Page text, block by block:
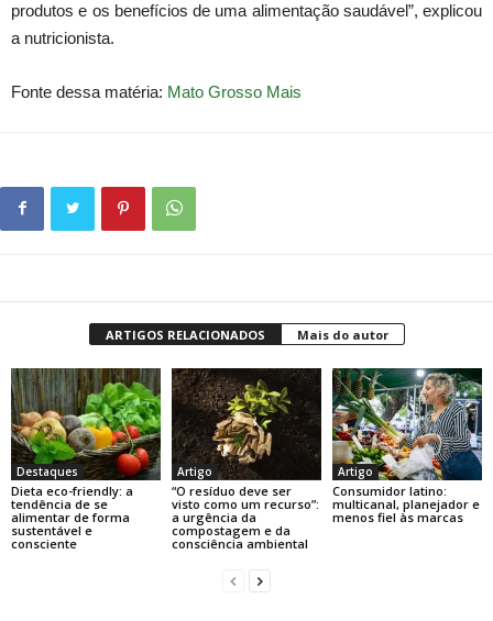
produtos e os benefícios de uma alimentação saudável”, explicou
a nutricionista.
Fonte dessa matéria: Mato Grosso Mais
ARTIGOS RELACIONADOS Mais do autor
Destaques
Dieta eco-friendly: a
tendência de se
alimentar de forma
sustentável e
consciente
Artigo
“O resíduo deve ser
visto como um recurso”:
a urgência da
compostagem e da
consciência ambiental
Artigo
Consumidor latino:
multicanal, planejador e
menos fiel às marcas